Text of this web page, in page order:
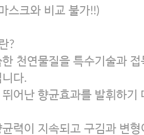
스크와 비교 불가!!)
?
천연물질을 특수기술과
다.
어난 향균효과를 발휘하기
력이 지속되고 구김과 변